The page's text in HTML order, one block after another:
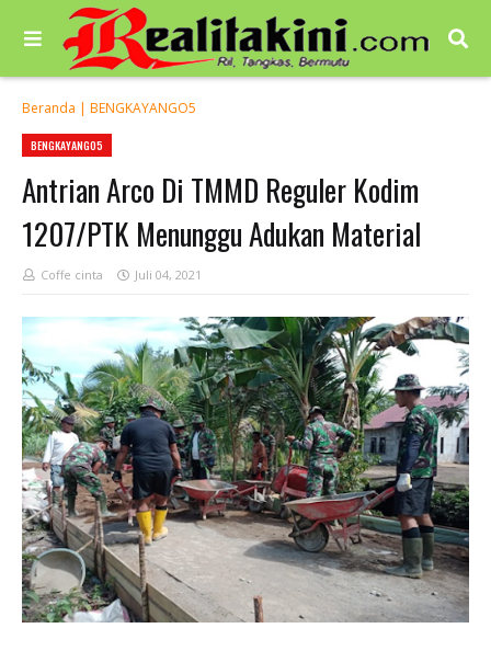
Beranda | BENGKAYANGO5
BENGKAYANGO5
Antrian Arco Di TMMD Reguler Kodim
1207/PTK Menunggu Adukan Material
Coffe cinta Juli 04, 2021